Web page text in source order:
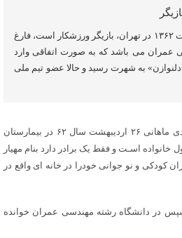
مهدی ماهانی متولد ۲۶ اردیبهشت ۱۳۶۲ در تهران، بازیگر ورزشکار است، فارغ
عمران می باشد که به صورت اتفاقی وارد
به شهرت رسید و حالا عضو تیم ملی
به گزارش پایگاه خبری شباویز،مهدی ماهانی ۲۶ اردیبهشت سال ۶۲ در بیمارستان
خانواده اسـت و فقط یک برادر دارد بنام مهیار
کودکی و نو جوانی خودرا در خانه ای واقع در
در دانشگاه رشته مهندسی عمران خوانده